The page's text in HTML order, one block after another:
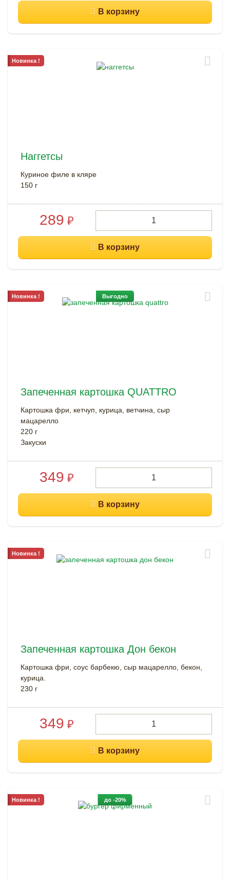
Наггетсы
Куриное филе в кляре
150 г
289 ₽
Новинка !
Запеченная картошка QUATTRO
Картошка фри, кетчуп, курица, ветчина, сыр
мацарелло
220 г
Закуски
349 ₽
Новинка ! Выгодно
Запеченная картошка Дон бекон
Картошка фри, соус барбекю, сыр мацарелло, бекон,
курица.
230 г
349 ₽
Новинка !
Новинка ! до -20%